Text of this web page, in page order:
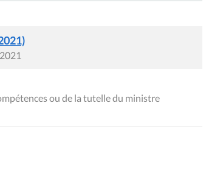
ou de la tutelle du ministre